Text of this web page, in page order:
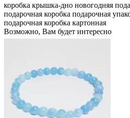
коробка крышка-дно новогодняя
подарочная коробка подарочная
подарочная коробка картонная
Возможно, Вам будет интересно